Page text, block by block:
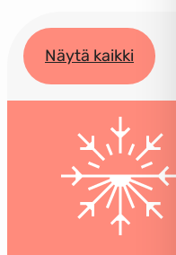
Näytä kaikki